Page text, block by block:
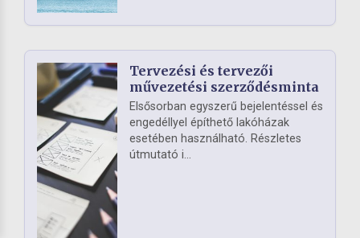
Tervezési és tervezői
művezetési szerződésminta
Elsősorban egyszerű bejelentéssel és
engedéllyel építhető lakóházak
esetében használható. Részletes
útmutató i...